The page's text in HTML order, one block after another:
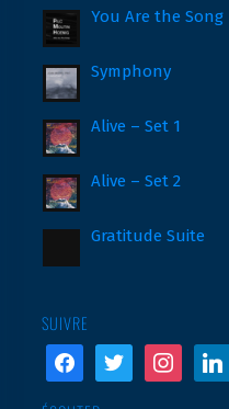
You Are the Song
Symphony
Alive – Set 1
Alive – Set 2
Gratitude Suite
SUIVRE
facebooktwitter instagram